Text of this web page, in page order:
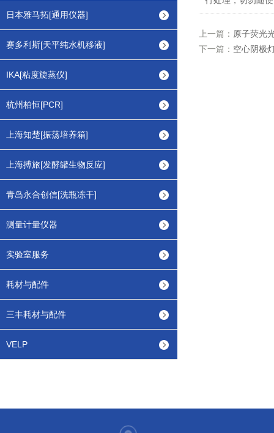
日本雅马拓[通用仪器]
赛多利斯[天平纯水机移液]
IKA[粘度旋蒸仪]
杭州柏恒[PCR]
上海知楚[振荡培养箱]
上海搏旅[发酵罐生物反应]
青岛永合创信[洗瓶冻干]
测量计量仪器
实验室服务
耗材与配件
三丰耗材与配件
VELP
上一篇： 原子荧光
下一篇： 空心阴极